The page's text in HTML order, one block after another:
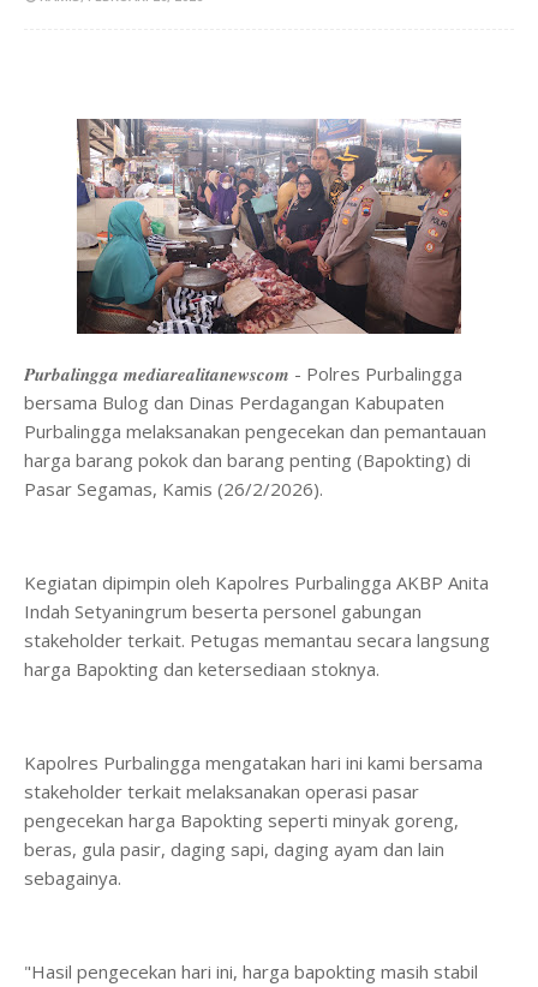
𝑷𝒖𝒓𝒃𝒂𝒍𝒊𝒏𝒈𝒈𝒂 𝒎𝒆𝒅𝒊𝒂𝒓𝒆𝒂𝒍𝒊𝒕𝒂𝒏𝒆𝒘𝒔𝒄𝒐𝒎 - Polres Purbalingga
bersama Bulog dan Dinas Perdagangan Kabupaten
Purbalingga melaksanakan pengecekan dan pemantauan
harga barang pokok dan barang penting (Bapokting) di
Pasar Segamas, Kamis (26/2/2026).
Kegiatan dipimpin oleh Kapolres Purbalingga AKBP Anita
Indah Setyaningrum beserta personel gabungan
stakeholder terkait. Petugas memantau secara langsung
harga Bapokting dan ketersediaan stoknya.
Kapolres Purbalingga mengatakan hari ini kami bersama
stakeholder terkait melaksanakan operasi pasar
pengecekan harga Bapokting seperti minyak goreng,
beras, gula pasir, daging sapi, daging ayam dan lain
sebagainya.
"Hasil pengecekan hari ini, harga bapokting masih stabil